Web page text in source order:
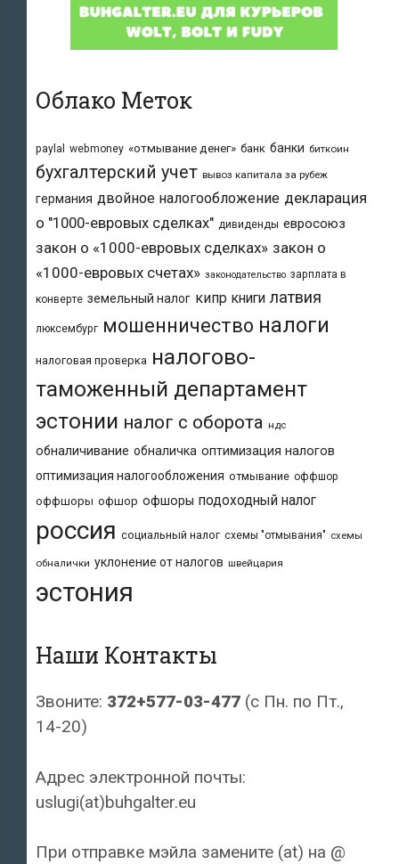
Облако Меток
paylal webmoney «отмывание денег» банк банки биткоин
бухгалтерский учет вывоз капитала за рубеж
германия двойное налогообложение декларация
о "1000-евровых сделках" дивиденды евросоюз
закон о «1000-евровых сделках» закон о
«1000-евровых счетах» законодательство зарплата в
конверте земельный налог кипр книги латвия
люксембург мошенничество налоги
налоговая проверка налогово-
таможенный департамент
эстонии налог с оборота ндс
обналичивание обналичка оптимизация налогов
оптимизация налогообложения отмывание оффшор
оффшоры офшор офшоры подоходный налог
россия социальный налог схемы "отмывания" схемы
обналички уклонение от налогов швейцария
эстония
Наши Контакты
Звоните: 372+577-03-477 (с Пн. по Пт.,
14-20)
Адрес электронной почты:
uslugi(at)buhgalter.eu
При отправке мэйла замените (at) на @